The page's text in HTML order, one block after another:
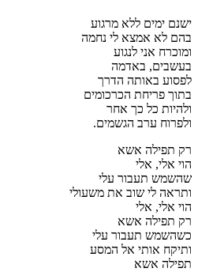
ישנם ימים ללא מרגוע
בהם לא אמצא לי נחמה
ומוכרח אני לנגוע
בעשבים, באדמה
לפסוע באותה הדרך
בתוך פריחת הכרכומים
ולהיות כל כך אחר
ולפרוח ערב הגשמים.
רק תפילה אשא
הוי אלי, אלי
שהשמש תעבור עלי
ותראה לי שוב את משעולי
הוי אלי, אלי
רק תפילה אשא
כשהשמש תעבור עלי
ותיקח אותי אל המסע
תפילה אשא